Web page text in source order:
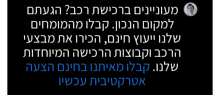
מעוניינים ברכישת רכב? הגעתם
למקום הנכון. קבלו מהמומחים
שלנו ייעוץ חינם, הכירו את מבצעי
הרכב וקבוצות הרכישה המיוחדות
שלנו. קבלו מאיתנו בחינם הצעה
אטרקטיבית עכשיו